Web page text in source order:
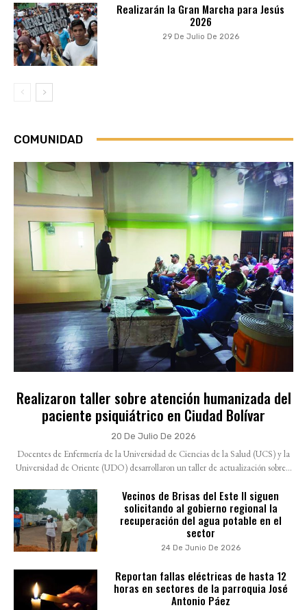
Realizarán la Gran Marcha para Jesús
2026
29 De Julio De 2026
COMUNIDAD
Realizaron taller sobre atención humanizada del
paciente psiquiátrico en Ciudad Bolívar
20 De Julio De 2026
Docentes de Enfermería de la Universidad de Ciencias de la Salud (UCS) y la
Universidad de Oriente (UDO) desarrollaron un taller de actualización sobre...
Vecinos de Brisas del Este II siguen
solicitando al gobierno regional la
recuperación del agua potable en el
sector
24 De Junio De 2026
Reportan fallas eléctricas de hasta 12
horas en sectores de la parroquia José
Antonio Páez